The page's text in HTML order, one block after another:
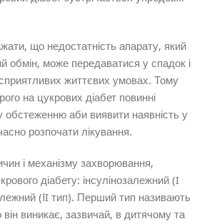
що недостатність апарату, який
обмін, може передаватися у спадок і
життєвих умовах. Тому
на цукрових діабет повинні
обстеженню аби виявити наявність у
розпочати лікування.
і механізму захворювання,
діабету: інсулінозалежний (I
(lI тип). Перший тип називають
виникає, зазвичай, в дитячому та